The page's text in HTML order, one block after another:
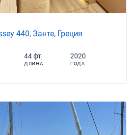
440, Занте, Греция
44 фт
ДЛИНА
2020
ГОДА